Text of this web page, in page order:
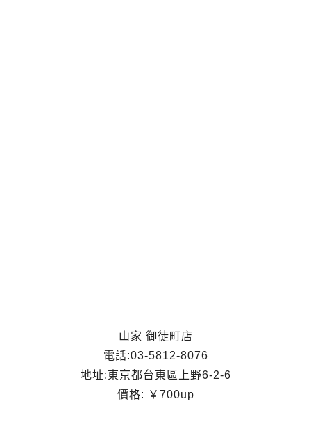
山家 御徒町店
電話:03-5812-8076
地址:東京都台東區上野6-2-6
價格: ￥700up